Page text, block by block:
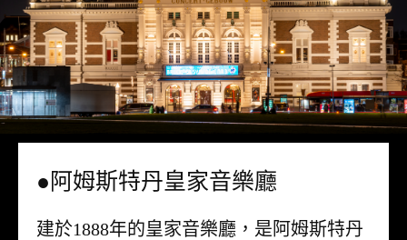
●阿姆斯特丹皇家音樂廳
建於1888年的皇家音樂廳，是阿姆斯特丹